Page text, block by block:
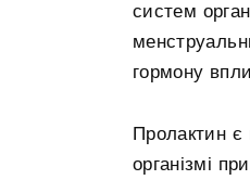
систем
гормону
Пролактин є
організмі